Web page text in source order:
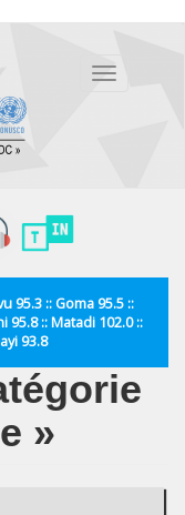
Toggle
95.3 :: Goma 95.5 ::
95.8 :: Matadi 102.0 ::
93.8
»